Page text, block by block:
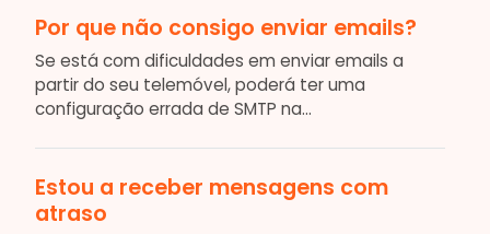
Por que não consigo enviar emails?
Se está com dificuldades em enviar emails a
partir do seu telemóvel, poderá ter uma
configuração errada de SMTP na...
Estou a receber mensagens com
atraso